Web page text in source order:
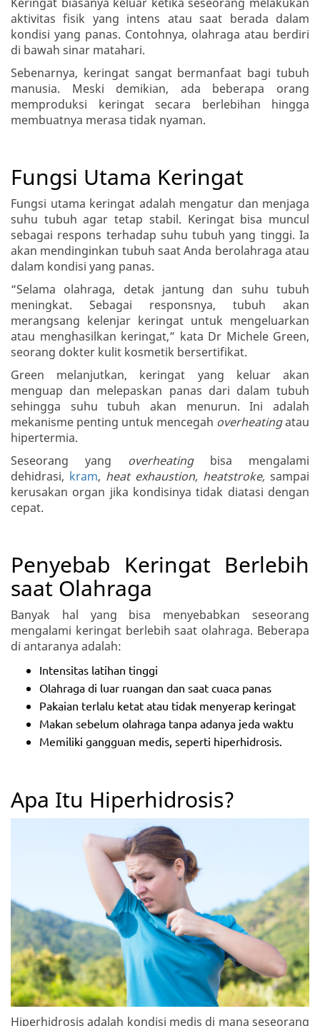
aktivitas fisik yang intens atau saat berada dalam
kondisi yang panas. Contohnya, olahraga atau berdiri
di bawah sinar matahari.
Sebenarnya, keringat sangat bermanfaat bagi tubuh
manusia. Meski demikian, ada beberapa orang
memproduksi keringat secara berlebihan hingga
membuatnya merasa tidak nyaman.
Fungsi Utama Keringat
Fungsi utama keringat adalah mengatur dan menjaga
suhu tubuh agar tetap stabil. Keringat bisa muncul
sebagai respons terhadap suhu tubuh yang tinggi. Ia
akan mendinginkan tubuh saat Anda berolahraga atau
dalam kondisi yang panas.
“Selama olahraga, detak jantung dan suhu tubuh
meningkat. Sebagai responsnya, tubuh akan
merangsang kelenjar keringat untuk mengeluarkan
atau menghasilkan keringat,” kata Dr Michele Green,
seorang dokter kulit kosmetik bersertifikat.
Green melanjutkan, keringat yang keluar akan
menguap dan melepaskan panas dari dalam tubuh
sehingga suhu tubuh akan menurun. Ini adalah
mekanisme penting untuk mencegah overheatingatau
hipertermia.
Seseorang yang overheatingbisa mengalami
dehidrasi, kram, heat exhaustion, heatstroke, sampai
kerusakan organ jika kondisinya tidak diatasi dengan
cepat.
Penyebab Keringat Berlebih
saat Olahraga
Banyak hal yang bisa menyebabkan seseorang
mengalami keringat berlebih saat olahraga. Beberapa
di antaranya adalah:
Intensitas latihan tinggi
Olahraga di luar ruangan dan saat cuaca panas
Pakaian terlalu ketat atau tidak menyerap keringat
Makan sebelum olahraga tanpa adanya jeda waktu
Memiliki gangguan medis, seperti hiperhidrosis.
Apa Itu Hiperhidrosis?
Hiperhidrosis adalah kondisi medis di mana seseorang